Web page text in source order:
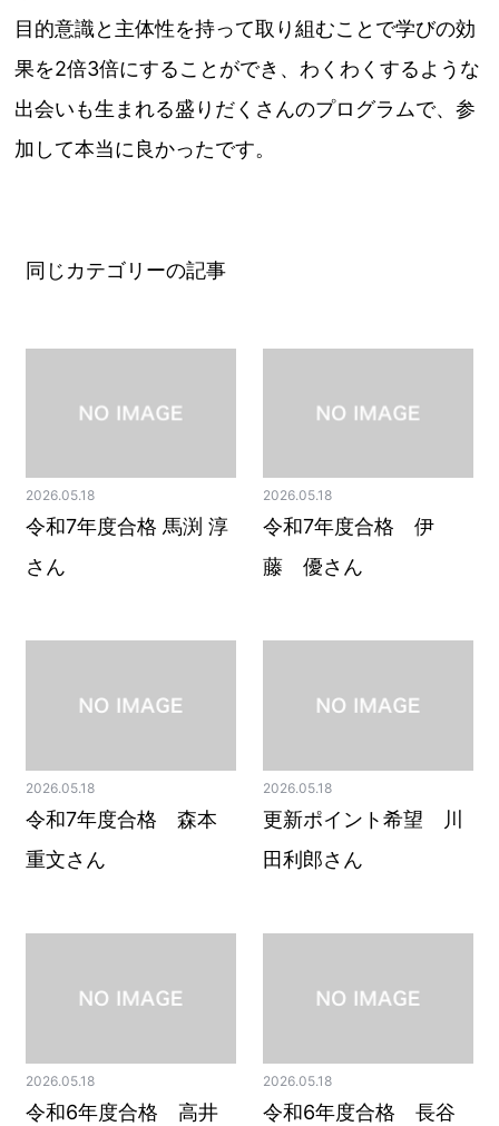
目的意識と主体性を持って取り組むことで学びの効
果を2倍3倍にすることができ、わくわくするような
出会いも生まれる盛りだくさんのプログラムで、参
加して本当に良かったです。
同じカテゴリーの記事
2026.05.18
令和7年度合格 馬渕 淳
さん
2026.05.18
令和7年度合格 伊
藤 優さん
2026.05.18
令和7年度合格 森本
重文さん
2026.05.18
更新ポイント希望 川
田利郎さん
2026.05.18
令和6年度合格 高井
2026.05.18
令和6年度合格 長谷